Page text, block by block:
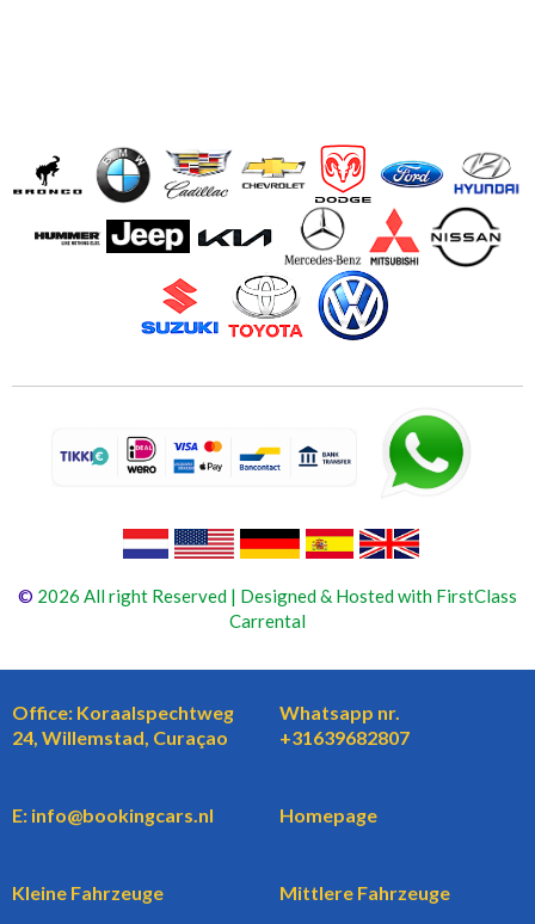
© 2026 All right Reserved | Designed & Hosted with FirstClass
Carrental
Office: Koraalspechtweg
24, Willemstad, Curaçao
Whatsapp nr.
+31639682807
E: info@bookingcars.nl Homepage
Kleine Fahrzeuge Mittlere Fahrzeuge